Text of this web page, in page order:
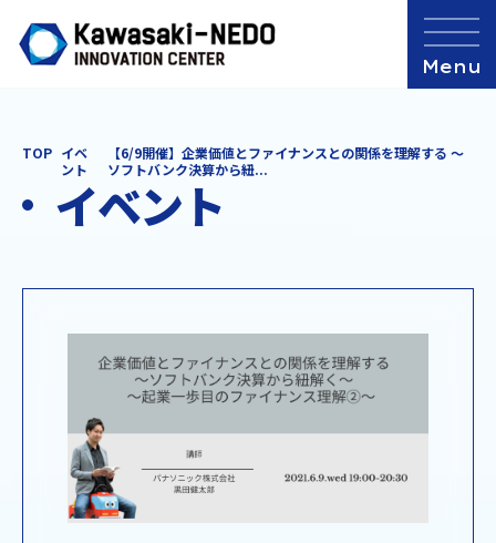
TOP イベ
ント
【6/9開催】企業価値とファイナンスとの関係を理解する ～
ソフトバンク決算から紐...
イベント